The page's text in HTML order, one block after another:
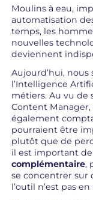
Moulins à eau,
automatisation
temps, les
nouvelles
deviennent
Aujourd’hui, nous
l’Intelligence
métiers. Au vu de
Content
également
pourraient être
plutôt que de
il est important
complémentaire,
se concentrer sur
l’outil n’est pas